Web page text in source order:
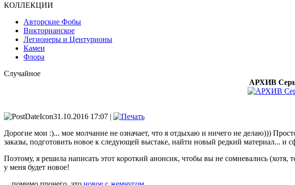
КОЛЛЕКЦИИ
Авторские Фобы
Викторианское
Легионеры и Центурионы
Камеи
Флора
Случайное
АРХИВ
31.10.2016 17:07 |
Дорогие мои :)... мое молчание не означает, что я отдыхаю и ничего не делаю)))
заказы, подготовить новое к следующей выстаке, найти новый редкий материал... и
Поэтому, я решила написать этот короткий анонсик, чтобы вы не сомневались
у меня будет новое!